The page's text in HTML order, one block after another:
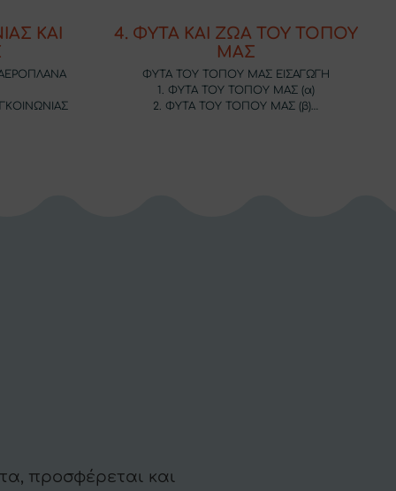
ΚΑΙ
4. ΦΥΤΑ ΚΑΙ ΖΩΑ ΤΟΥ ΤΟΠΟΥ
ΜΑΣ
ΦΥΤΑ ΤΟΥ ΤΟΠΟΥ ΜΑΣ ΕΙΣΑΓΩΓΗ
1. ΦΥΤΑ ΤΟΥ ΤΟΠΟΥ ΜΑΣ (α)
2. ΦΥΤΑ ΤΟΥ ΤΟΠΟΥ ΜΑΣ (β)…
προσφέρεται και